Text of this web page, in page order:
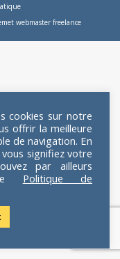
webmaster freelance
cookies sur notre
offrir la meilleure
de navigation. En
signifiez votre
par ailleurs
Politique de